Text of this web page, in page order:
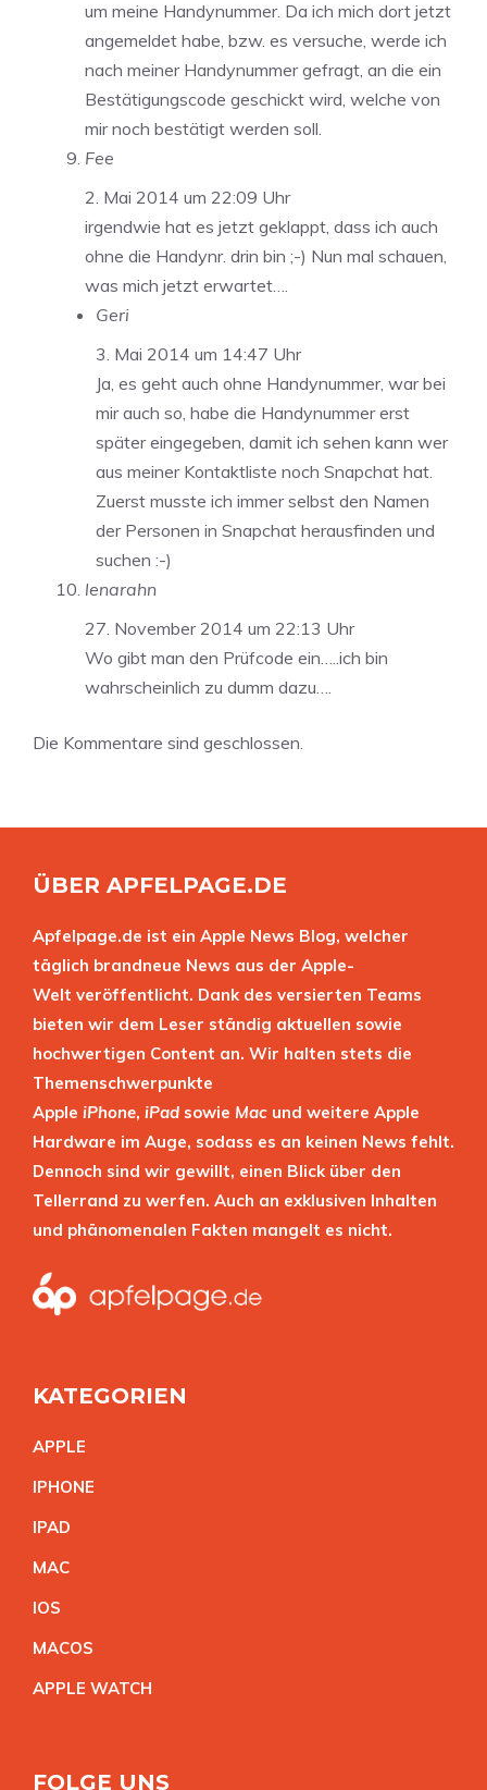
um meine Handynummer. Da ich mich dort jetzt
angemeldet habe, bzw. es versuche, werde ich
nach meiner Handynummer gefragt, an die ein
Bestätigungscode geschickt wird, welche von
mir noch bestätigt werden soll.
Fee
2. Mai 2014 um 22:09 Uhr
irgendwie hat es jetzt geklappt, dass ich auch
ohne die Handynr. drin bin ;-) Nun mal schauen,
was mich jetzt erwartet….
Geri
3. Mai 2014 um 14:47 Uhr
Ja, es geht auch ohne Handynummer, war bei
mir auch so, habe die Handynummer erst
später eingegeben, damit ich sehen kann wer
aus meiner Kontaktliste noch Snapchat hat.
Zuerst musste ich immer selbst den Namen
der Personen in Snapchat herausfinden und
suchen :-)
lenarahn
27. November 2014 um 22:13 Uhr
Wo gibt man den Prüfcode ein…..ich bin
wahrscheinlich zu dumm dazu….
Die Kommentare sind geschlossen.
ÜBER APFELPAGE.DE
Apfelpage.de ist ein Apple News Blog, welcher
täglich brandneue News aus der Apple-
Welt veröffentlicht. Dank des versierten Teams
bieten wir dem Leser ständig aktuellen sowie
hochwertigen Content an. Wir halten stets die
Themenschwerpunkte
Apple iPhone, iPad sowie Mac und weitere Apple
Hardware im Auge, sodass es an keinen News fehlt.
Dennoch sind wir gewillt, einen Blick über den
Tellerrand zu werfen. Auch an exklusiven Inhalten
und phänomenalen Fakten mangelt es nicht.
KATEGORIEN
APPLE
IPHONE
IPAD
MAC
IOS
MACOS
APPLE WATCH
FOLGE UNS